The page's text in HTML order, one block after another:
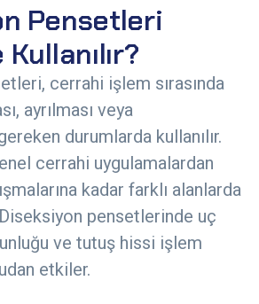
Pensetleri
cerrahi işlem sırasında
ayrılması veya
durumlarda kullanılır.
cerrahi uygulamalardan
kadar farklı alanlarda
pensetlerinde uç
ve tutuş hissi işlem
etkiler.